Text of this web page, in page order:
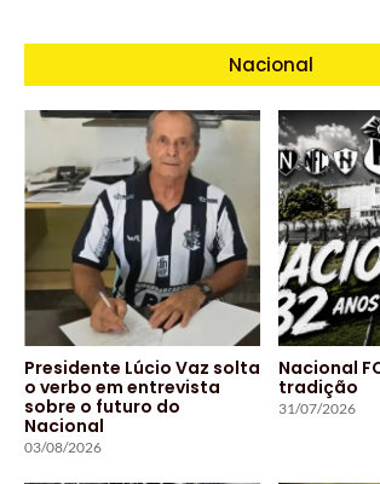
Nacional
Presidente Lúcio Vaz solta
o verbo em entrevista
sobre o futuro do
Nacional
03/08/2026
Nacional
tradição
31/07/2026